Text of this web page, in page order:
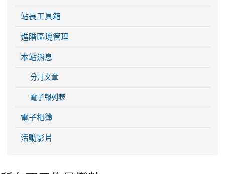
站長工具箱
進階區塊管理
本站消息
分月文章
電子報列表
電子相簿
活動影片